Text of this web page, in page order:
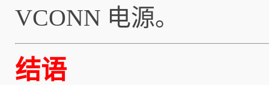
VCONN 电源。
结语